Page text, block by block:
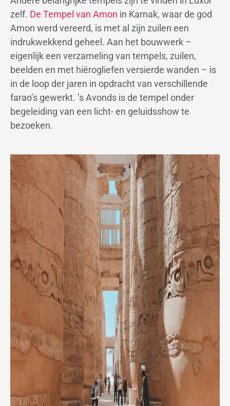
zelf. De Tempel van Amon in Karnak, waar de god
Amon werd vereerd, is met al zijn zuilen een
indrukwekkend geheel. Aan het bouwwerk –
eigenlijk een verzameling van tempels, zuilen,
beelden en met hiërogliefen versierde wanden – is
in de loop der jaren in opdracht van verschillende
farao’s gewerkt. ’s Avonds is de tempel onder
begeleiding van een licht- en geluidsshow te
bezoeken.